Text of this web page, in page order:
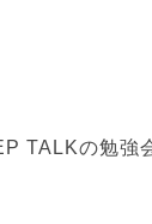
TALKの勉強